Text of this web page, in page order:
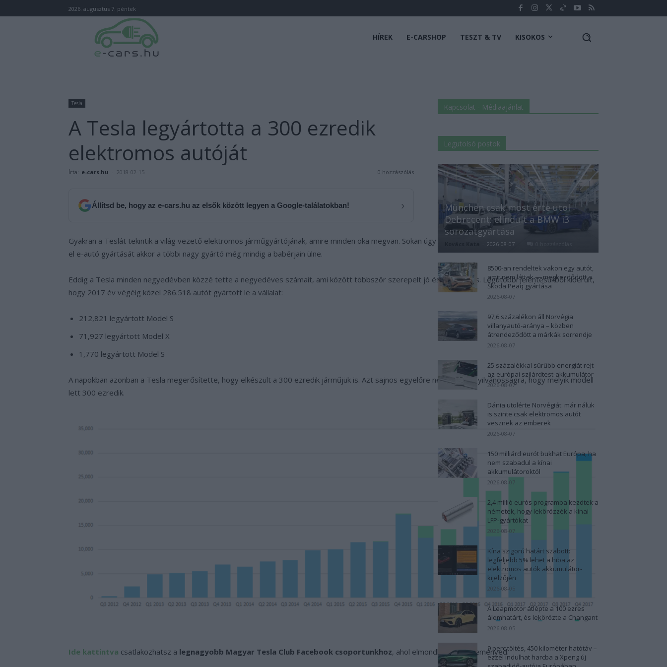
2026. augusztus 7. péntek
HÍREK E-CARSHOP TESZT & TV KISOKOS
Tesla
A Tesla legyártotta a 300 ezredik
elektromos autóját
Írta: e-cars.hu - 2018-02-15 0 hozzászólás
Állítsd be, hogy az e-cars.hu az elsők között legyen a Google-találatokban! ›
Gyakran a Teslát tekintik a világ vezető elektromos járműgyártójának, amire minden oka megvan. Sokan úgy gondoljuk, hogy ha a Tesla nem indította volna
el e-autó gyártását akkor a többi nagy gyártó még mindig a babérjain ülne.
Eddig a Tesla minden negyedévben közzé tette a negyedéves számait, ami között többször szerepelt jó és rossz hír is. Legutóbbi jelentésükből kiderült,
hogy 2017 év végéig közel 286.518 autót gyártott le a vállalat:
212,821 legyártott Model S
71,927 legyártott Model X
1,770 legyártott Model S
A napokban azonban a Tesla megerősítette, hogy elkészült a 300 ezredik járműjük is. Azt sajnos egyelőre nem hozták nyilvánosságra, hogy melyik modell
lett 300 ezredik.
Ide kattintva csatlakozhatsz a legnagyobb Magyar Tesla Club Facebook csoportunkhoz, ahol elmondhatod a véleményed.
Kapcsolat - Médiaajánlat
Legutolsó postok
München csak most érte utol
Debrecent: elindult a BMW i3
sorozatgyártása
- 2026-08-07
8500-an rendeltek vakon egy autót,
amit nem láttak — megkezdődött a
Škoda Peaq gyártása
2026-08-07
97,6 százalékon áll Norvégia
villanyautó-aránya – közben
átrendeződött a márkák sorrendje
2026-08-07
25 százalékkal sűrűbb energiát rejt
az európai szilárdtest-akkumulátor
2026-08-07
Dánia utolérte Norvégiát: már náluk
is szinte csak elektromos autót
vesznek az emberek
2026-08-07
150 milliárd eurót bukhat Európa, ha
nem szabadul a kínai
akkumulátoroktól
2026-08-07
2,4 millió eurós programba kezdtek a
németek, hogy lekörözzék a kínai
LFP-gyártókat
2026-08-07
Kína szigorú határt szabott:
legfeljebb 5% lehet a hiba az
elektromos autók akkumulátor-
kijelzőjén
2026-08-05
A Leapmotor átlépte a 100 ezres
álomhatárt, és lekörözte a Changant
2026-08-05
9 perc töltés, 450 kilométer hatótáv –
ezzel indulhat harcba a Xpeng új